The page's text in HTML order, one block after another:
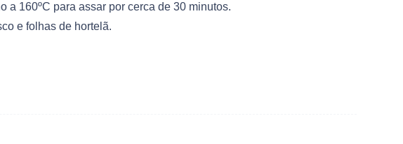
a 160ºC para assar por cerca de 30 minutos.
e folhas de hortelã.